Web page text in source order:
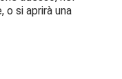
si aprirà una